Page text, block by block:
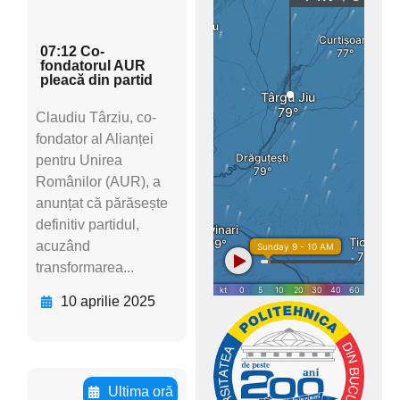
07:12 Co-
fondatorul AUR
pleacă din partid
Claudiu Târziu, co-
fondator al Alianței
pentru Unirea
Românilor (AUR), a
anunțat că părăsește
definitiv partidul,
acuzând
transformarea...
10 aprilie 2025
Ultima oră